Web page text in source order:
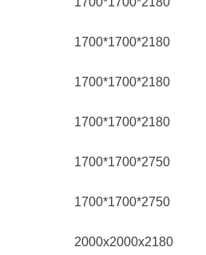
1700*1700*2180
1700*1700*2180
1700*1700*2180
1700*1700*2750
1700*1700*2750
2000х2000х2180